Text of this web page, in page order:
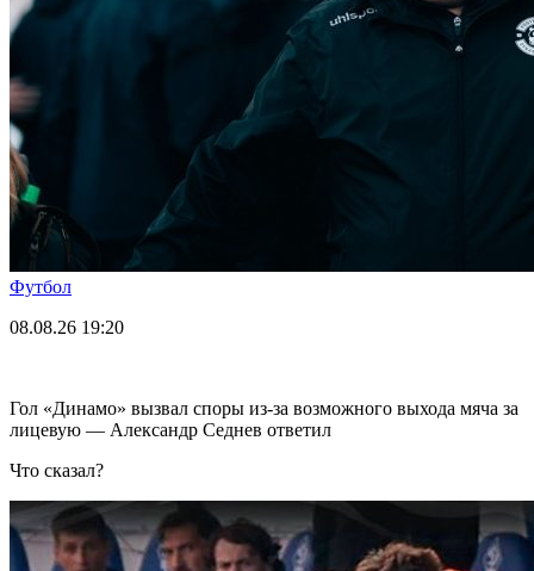
Футбол
08.08.26 19:20
Гол «Динамо» вызвал споры из-за возможного выхода мяча за
лицевую — Александр Седнев ответил
Что сказал?